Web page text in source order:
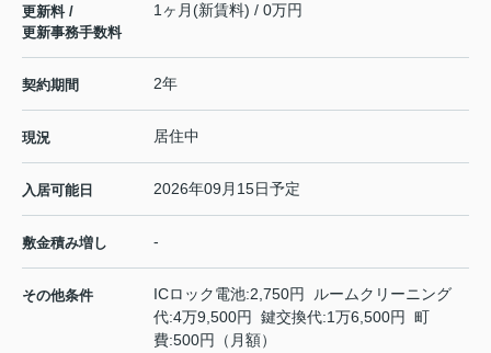
更新料 /
更新事務手数料
1ヶ月(新賃料) / 0万円
契約期間 2年
現況 居住中
入居可能日 2026年09月15日予定
敷金積み増し -
その他条件
ICロック電池:2,750円 ルームクリーニング
代:4万9,500円 鍵交換代:1万6,500円 町
費:500円（月額）